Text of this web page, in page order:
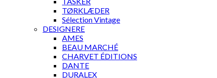
TØRKLÆDER
Sélection Vintage
DESIGNERE
AMES
BEAU MARCHÉ
CHARVET ÉDITIONS
DANTE
DURALEX